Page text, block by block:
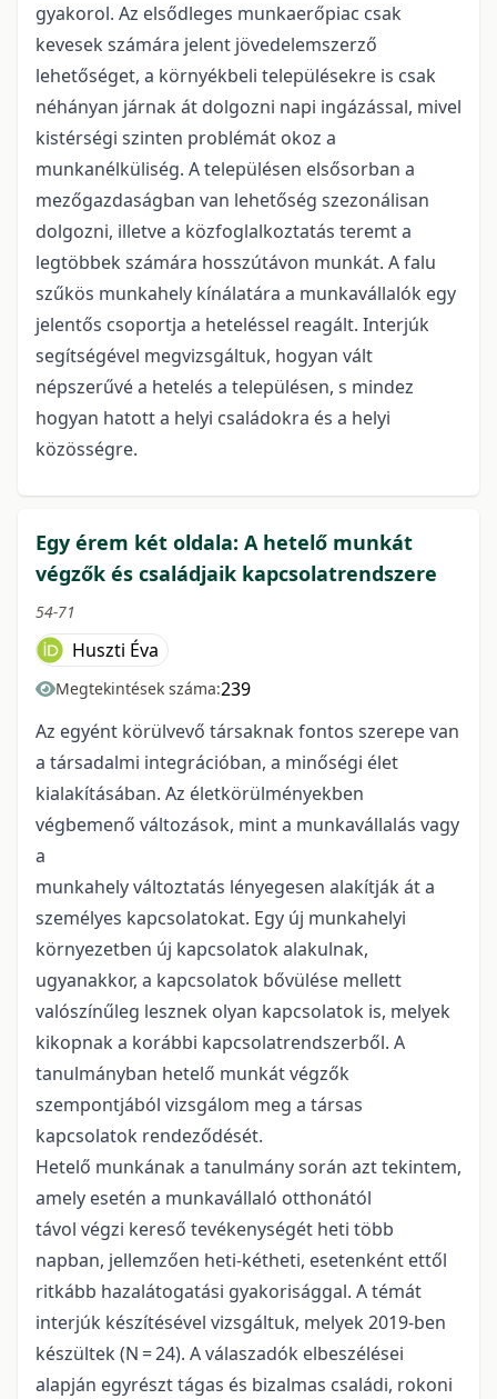
gyakorol. Az elsődleges munkaerőpiac csak
kevesek számára jelent jövedelemszerző
lehetőséget, a környékbeli településekre is csak
néhányan járnak át dolgozni napi ingázással, mivel
kistérségi szinten problémát okoz a
munkanélküliség. A településen elsősorban a
mezőgazdaságban van lehetőség szezonálisan
dolgozni, illetve a közfoglalkoztatás teremt a
legtöbbek számára hosszútávon munkát. A falu
szűkös munkahely kínálatára a munkavállalók egy
jelentős csoportja a heteléssel reagált. Interjúk
segítségével megvizsgáltuk, hogyan vált
népszerűvé a hetelés a településen, s mindez
hogyan hatott a helyi családokra és a helyi
közösségre.
Egy érem két oldala: A hetelő munkát
végzők és családjaik kapcsolatrendszere
54-71
Huszti Éva
Megtekintések száma:239
Az egyént körülvevő társaknak fontos szerepe van
a társadalmi integrációban, a minőségi élet
kialakításában. Az életkörülményekben
végbemenő változások, mint a munkavállalás vagy
a
munkahely változtatás lényegesen alakítják át a
személyes kapcsolatokat. Egy új munkahelyi
környezetben új kapcsolatok alakulnak,
ugyanakkor, a kapcsolatok bővülése mellett
valószínűleg lesznek olyan kapcsolatok is, melyek
kikopnak a korábbi kapcsolatrendszerből. A
tanulmányban hetelő munkát végzők
szempontjából vizsgálom meg a társas
kapcsolatok rendeződését.
Hetelő munkának a tanulmány során azt tekintem,
amely esetén a munkavállaló otthonától
távol végzi kereső tevékenységét heti több
napban, jellemzően heti-kétheti, esetenként ettől
ritkább hazalátogatási gyakorisággal. A témát
interjúk készítésével vizsgáltuk, melyek 2019-ben
készültek (N = 24). A válaszadók elbeszélései
alapján egyrészt tágas és bizalmas családi, rokoni